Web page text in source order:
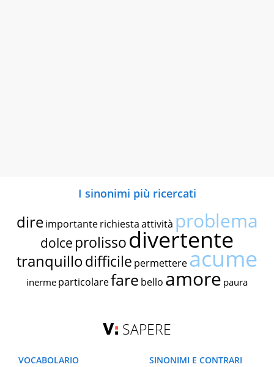
I sinonimi più ricercati
dire importante richiestaattività problema
dolce prolissodivertente
tranquillodifficile permettereacume
inerme particolarefare bello amore paura
SAPERE
VOCABOLARIO
SINONIMI E CONTRARI